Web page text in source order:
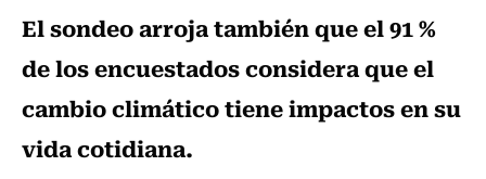
El sondeo arroja también que el 91 %
de los encuestados considera que el
cambio climático tiene impactos en su
vida cotidiana.